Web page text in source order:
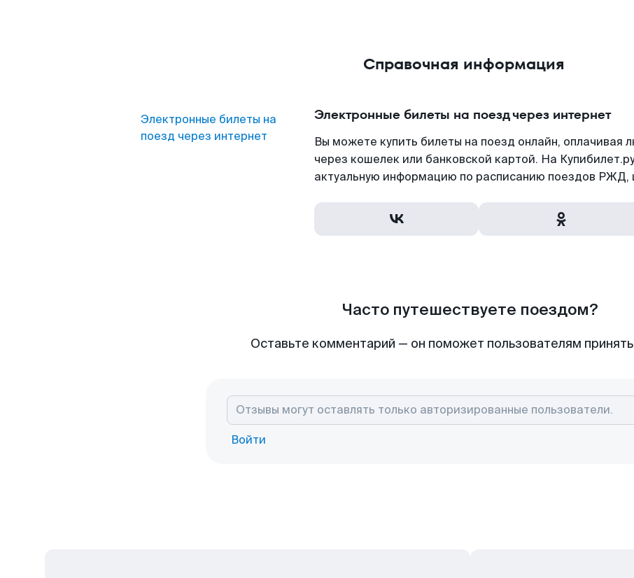
Справочная информация
Электронные билеты на
поезд через интернет
Электронные билеты на поезд через интернет
Вы можете купить билеты на поезд онлайн, оплачивая
через кошелек или банковской картой. На
актуальную информацию по расписанию поездов РЖД,
Часто путешествуете поездом?
Оставьте комментарий — он поможет пользователям
Войти